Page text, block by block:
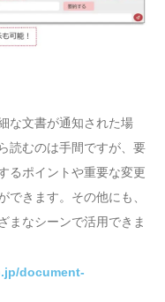
な文書が通知された場
読むのは手間ですが、要
るポイントや重要な変更
できます。その他にも、
まなシーンで活用できま
document-